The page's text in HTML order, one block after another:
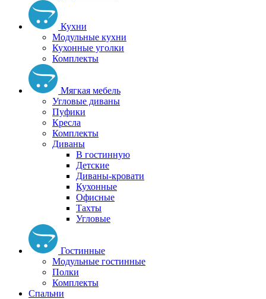
Кухни
Модульные кухни
Кухонные уголки
Комплекты
Мягкая мебель
Угловые диваны
Пуфики
Кресла
Комплекты
Диваны
В гостинную
Детские
Диваны-кровати
Кухонные
Офисные
Тахты
Угловые
Гостинные
Модульные гостинные
Полки
Комплекты
Спальни